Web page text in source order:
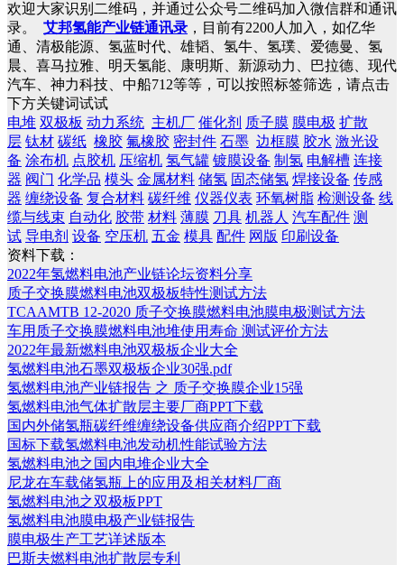
欢迎大家识别二维码，并通过公众号二维码加入微信群和通讯
录。
艾邦氢能产业链通讯录 ，目前有2200人加入，如亿华
通、清极能源、氢蓝时代、雄韬、氢牛、氢璞、爱德曼、氢
晨、喜马拉雅、明天氢能、康明斯、新源动力、巴拉德、现代
汽车、神力科技、中船712等等，可以按照标签筛选，请点击
下方关键词试试
电堆 双极板 动力系统 主机厂 催化剂 质子膜 膜电极 扩散
层 钛材 碳纸 橡胶 氟橡胶 密封件 石墨 边框膜 胶水 激光设
备 涂布机 点胶机 压缩机 氢气罐 镀膜设备 制氢 电解槽 连接
器 阀门 化学品 模头 金属材料 储氢 固态储氢 焊接设备 传感
器 缠绕设备 复合材料 碳纤维 仪器仪表 环氧树脂 检测设备 线
缆与线束 自动化 胶带 材料 薄膜 刀具 机器人 汽车配件 测
试 导电剂 设备 空压机 五金 模具 配件 网版 印刷设备
资料下载：
2022年氢燃料电池产业链论坛资料分享
质子交换膜燃料电池双极板特性测试方法
TCAAMTB 12-2020 质子交换膜燃料电池膜电极测试方法
车用质子交换膜燃料电池堆使用寿命 测试评价方法
2022年最新燃料电池双极板企业大全
氢燃料电池石墨双极板企业30强.pdf
氢燃料电池产业链报告 之 质子交换膜企业15强
氢燃料电池气体扩散层主要厂商PPT下载
国内外储氢瓶碳纤维缠绕设备供应商介绍PPT下载
国标下载氢燃料电池发动机性能试验方法
氢燃料电池之国内电堆企业大全
尼龙在车载储氢瓶上的应用及相关材料厂商
氢燃料电池之双极板PPT
氢燃料电池膜电极产业链报告
膜电极生产工艺详述版本
巴斯夫燃料电池扩散层专利